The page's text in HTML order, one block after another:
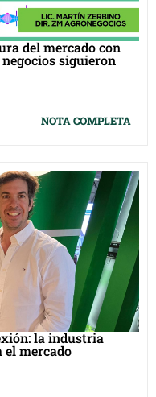
del mercado con
siguieron
NOTA COMPLETA
la industria
el mercado